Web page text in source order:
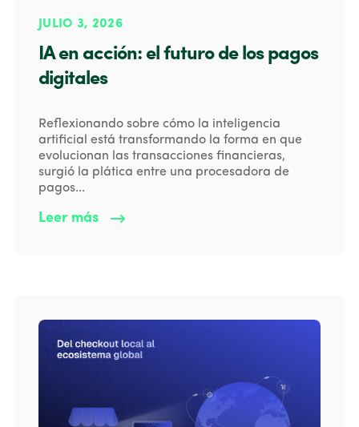
JULIO 3, 2026
IA en acción: el futuro de los pagos
digitales
Reflexionando sobre cómo la inteligencia
artificial está transformando la forma en que
evolucionan las transacciones financieras,
surgió la plática entre una procesadora de
pagos...
Leer más